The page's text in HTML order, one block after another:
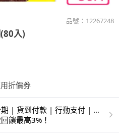
品號： 12267248
入)
折價券
| 貨到付款 | 行動支付 | 超
聯卡
饋最高3%！